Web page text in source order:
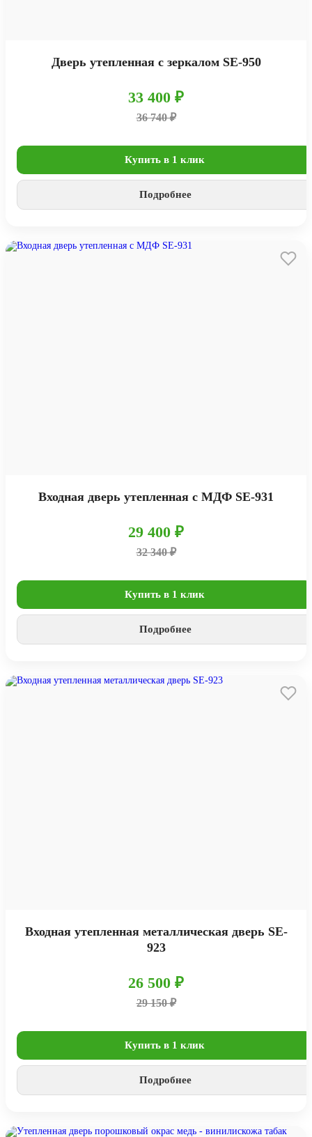
Дверь утепленная с зеркалом SE-950
33 400 ₽
36 740 ₽
Купить в 1 клик
Подробнее
Входная дверь утепленная с МДФ SE-931
29 400 ₽
32 340 ₽
Купить в 1 клик
Подробнее
Входная утепленная металлическая дверь SE-
923
26 500 ₽
29 150 ₽
Купить в 1 клик
Подробнее